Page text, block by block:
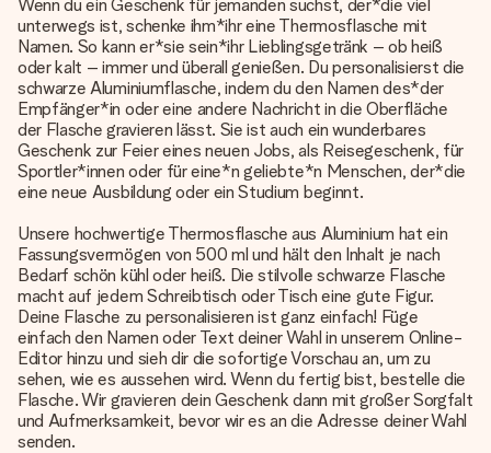
Wenn du ein Geschenk für jemanden suchst, der*die viel
unterwegs ist, schenke ihm*ihr eine Thermosflasche mit
Namen. So kann er*sie sein*ihr Lieblingsgetränk – ob heiß
oder kalt – immer und überall genießen. Du personalisierst die
schwarze Aluminiumflasche, indem du den Namen des*der
Empfänger*in oder eine andere Nachricht in die Oberfläche
der Flasche gravieren lässt. Sie ist auch ein wunderbares
Geschenk zur Feier eines neuen Jobs, als Reisegeschenk, für
Sportler*innen oder für eine*n geliebte*n Menschen, der*die
eine neue Ausbildung oder ein Studium beginnt.
Unsere hochwertige Thermosflasche aus Aluminium hat ein
Fassungsvermögen von 500 ml und hält den Inhalt je nach
Bedarf schön kühl oder heiß. Die stilvolle schwarze Flasche
macht auf jedem Schreibtisch oder Tisch eine gute Figur.
Deine Flasche zu personalisieren ist ganz einfach! Füge
einfach den Namen oder Text deiner Wahl in unserem Online-
Editor hinzu und sieh dir die sofortige Vorschau an, um zu
sehen, wie es aussehen wird. Wenn du fertig bist, bestelle die
Flasche. Wir gravieren dein Geschenk dann mit großer Sorgfalt
und Aufmerksamkeit, bevor wir es an die Adresse deiner Wahl
senden.